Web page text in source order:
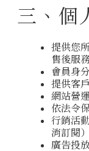
三、個
提供您
售後服務
會員身
提供客
網站營
依法令
行銷活
消訂閱）
廣告投